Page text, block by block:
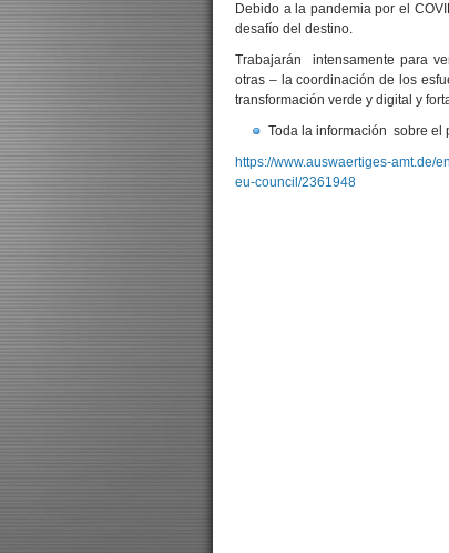
Debido a la pandemia por el
desafío del destino.
Trabajarán intensamente para
otras – la coordinación de los
transformación verde y digital y
Toda la información sobre el
https://www.auswaertiges-amt.de/
eu-council/2361948